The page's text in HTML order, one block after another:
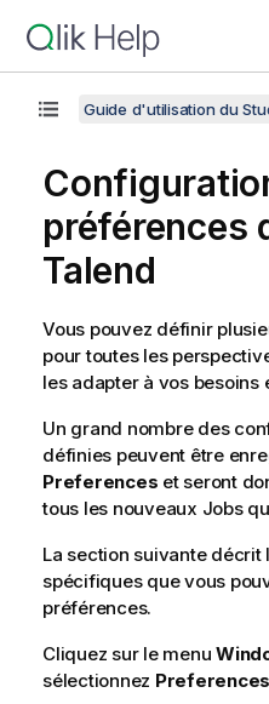
Guide d'utilisation du
préférences
Talend
Vous pouvez définir
pour toutes les
les adapter à vos besoins
Un grand nombre des
définies peuvent être
Preferences et seront
tous les nouveaux Jobs
La section suivante
spécifiques que vous
préférences.
Cliquez sur le menu
sélectionnez Preferences